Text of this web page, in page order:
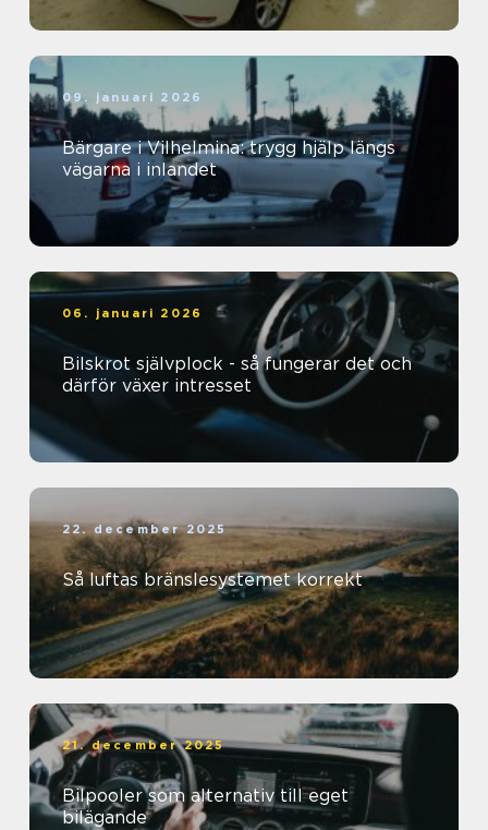
09. januari 2026
Bärgare i Vilhelmina: trygg hjälp längs
vägarna i inlandet
06. januari 2026
Bilskrot självplock - så fungerar det och
därför växer intresset
22. december 2025
Så luftas bränslesystemet korrekt
21. december 2025
Bilpooler som alternativ till eget
bilägande